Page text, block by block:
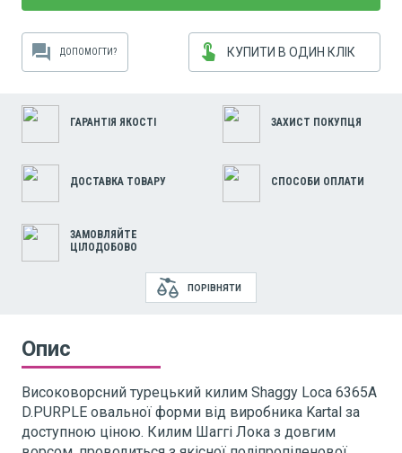
forum ДОПОМОГТИ? touch_app КУПИТИ В ОДИН КЛІК
ГАРАНТІЯ ЯКОСТІ ЗАХИСТ ПОКУПЦЯ
ДОСТАВКА ТОВАРУ СПОСОБИ ОПЛАТИ
ЗАМОВЛЯЙТЕ
ЦІЛОДОБОВО
ПОРІВНЯТИ
Опис
Високоворсний турецький килим Shaggy Loca 6365A
D.PURPLE овальної форми від виробника Kartal за
доступною ціною. Килим Шаггі Лока з довгим